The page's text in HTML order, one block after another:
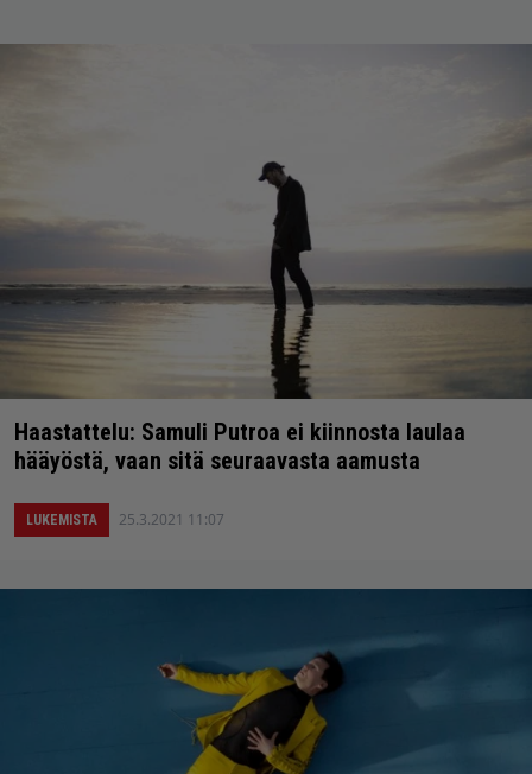
Haastattelu: Samuli Putroa ei kiinnosta laulaa
hääyöstä, vaan sitä seuraavasta aamusta
LUKEMISTA 25.3.2021 11:07